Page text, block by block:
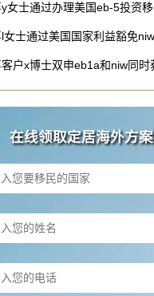
女士通过办理美国eb-5投资移
女士通过美国国家利益豁免
户x博士双申eb1a和niw同时
在线领取定居海外方案